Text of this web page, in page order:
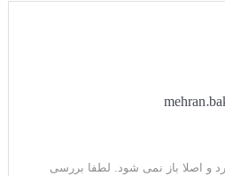
و اصلا باز نمی شود. لطفا بررسی